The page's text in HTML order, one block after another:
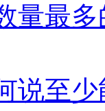
量最
说至